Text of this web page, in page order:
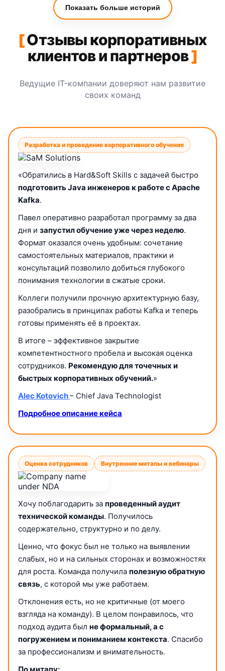
Показать больше историй
[Отзывы корпоративных
клиентов и партнеров]
Ведущие IT-компании доверяют нам развитие
своих команд
Разработка и проведение корпоративного обучения
«Обратились в Hard&Soft Skills с задачей быстро
подготовить Java инженеров к работе с Apache
Kafka.
Павел оперативно разработал программу за два
дня и запустил обучение уже через неделю.
Формат оказался очень удобным: сочетание
самостоятельных материалов, практики и
консультаций позволило добиться глубокого
понимания технологии в сжатые сроки.
Коллеги получили прочную архитектурную базу,
разобрались в принципах работы Kafka и теперь
готовы применять её в проектах.
В итоге – эффективное закрытие
компетентностного пробела и высокая оценка
сотрудников. Рекомендую для точечных и
быстрых корпоративных обучений.»
Alec Kotovich– Chief Java Technologist
Подробное описание кейса
Оценка сотрудников Внутренние митапы и вебинары
Хочу поблагодарить за проведенный аудит
технической команды. Получилось
содержательно, структурно и по делу.
Ценно, что фокус был не только на выявлении
слабых, но и на сильных сторонах и возможностях
для роста. Команда получила полезную обратную
связь, с которой мы уже работаем.
Отклонения есть, но не критичные (от моего
взгляда на команду). В целом понравилось, что
подход аудита был не формальный, а с
погружением и пониманием контекста. Спасибо
за профессионализм и внимательность.